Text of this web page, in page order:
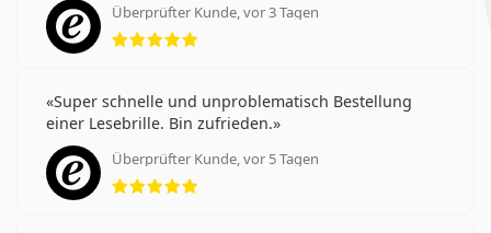
Überprüfter Kunde, vor 3 Tagen
Bewertung 5 aus 5
Super schnelle und unproblematisch Bestellung
einer Lesebrille. Bin zufrieden.
Überprüfter Kunde, vor 5 Tagen
Bewertung 5 aus 5